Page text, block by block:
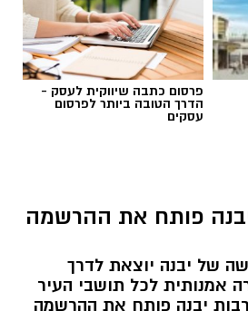
פרסום כתבה שיווקית לעסק -
הדרך הטובה ביותר לפרסום
עסקים
פותח את ההרשמה
של יבנה יוצאת לדרך
אמנותית לכל תושבי העיר
יבנה פותח את ההרשמה